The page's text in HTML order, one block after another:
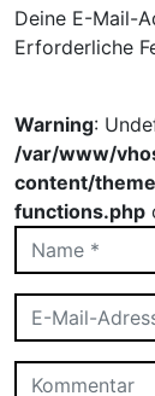
Deine E-Mail-
Erforderliche
Warning:
/var/www/
content/
functions.php